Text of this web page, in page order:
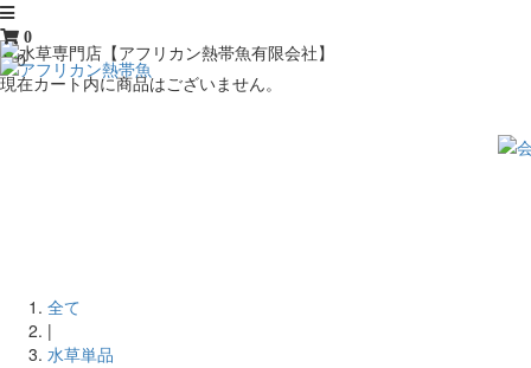
0
￥0
現在カート内に商品はございません。
全て
|
水草単品